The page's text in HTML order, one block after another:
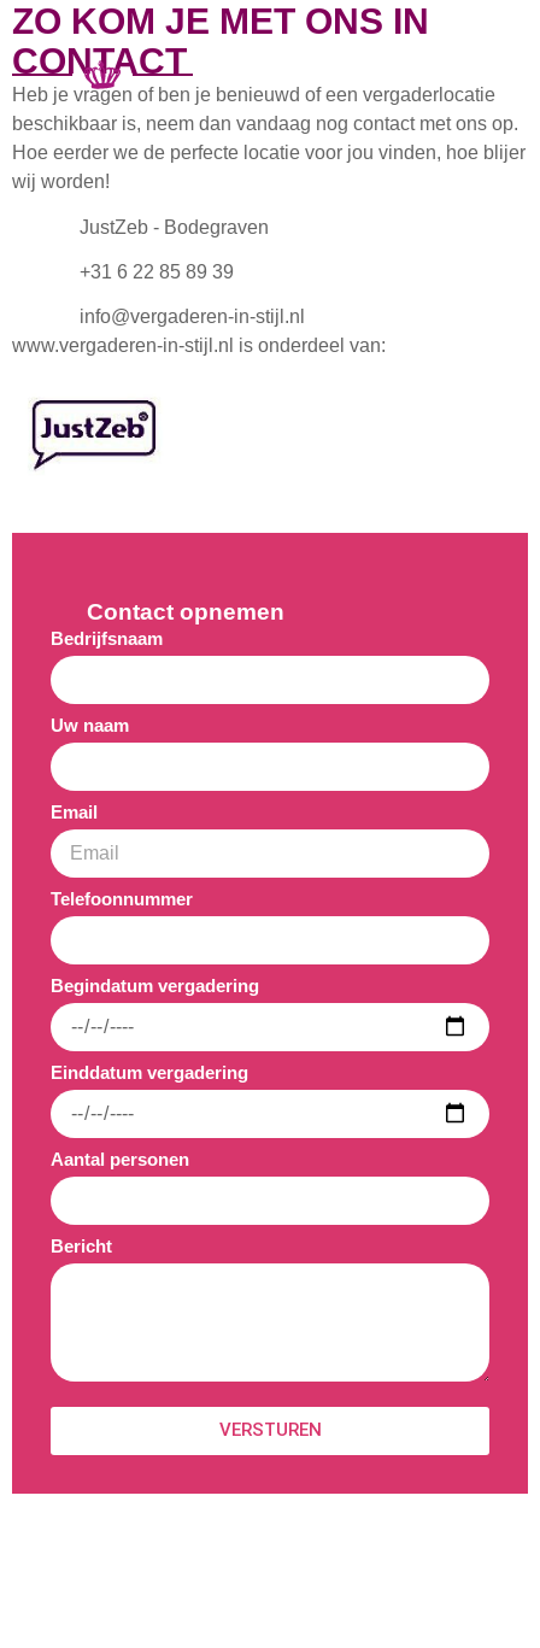
ZO KOM JE MET ONS IN
CONTACT
Heb je vragen of ben je benieuwd of een vergaderlocatie
beschikbaar is, neem dan vandaag nog contact met ons op.
Hoe eerder we de perfecte locatie voor jou vinden, hoe blijer
wij worden!
JustZeb - Bodegraven
+31 6 22 85 89 39
info@vergaderen-in-stijl.nl
www.vergaderen-in-stijl.nl is onderdeel van:
Contact opnemen
Bedrijfsnaam
Uw naam
Email
Telefoonnummer
Begindatum vergadering
Einddatum vergadering
Aantal personen
Bericht
VERSTUREN